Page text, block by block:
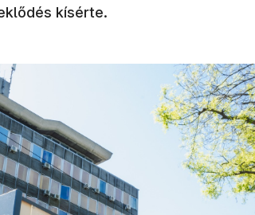
kísérte.